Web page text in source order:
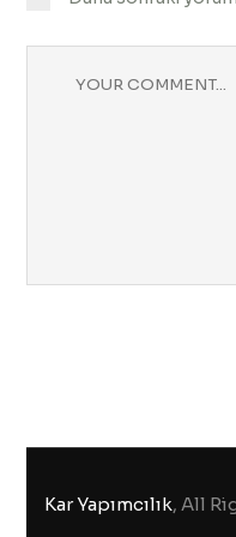
Kar Yapımcılık, All